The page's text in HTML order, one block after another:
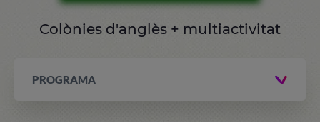
Colònies d'anglès + multiactivitat
PROGRAMA